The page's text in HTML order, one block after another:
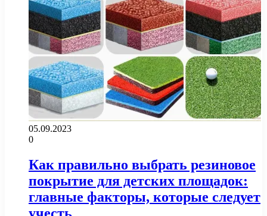
05.09.2023
0
Как правильно выбрать резиновое
покрытие для детских площадок:
главные факторы, которые следует
учесть